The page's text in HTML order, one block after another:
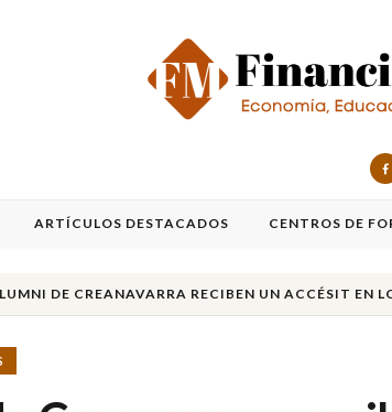
ARTÍCULOS DESTACADOS CENTROS DE
DE CREANAVARRA RECIBEN UN ACCÉSIT EN